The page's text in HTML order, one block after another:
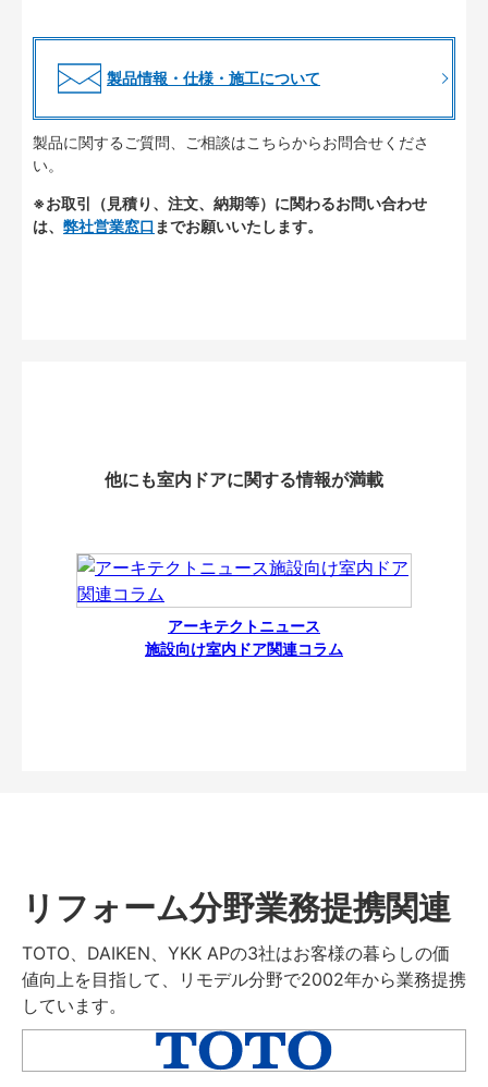
製品情報・仕様・施工について
製品に関するご質問、ご相談はこちらからお問合せくださ
い。
※お取引（見積り、注文、納期等）に関わるお問い合わせ
は、 弊社営業窓口 までお願いいたします。
他にも室内ドアに関する情報が満載
アーキテクトニュース
施設向け室内ドア関連コラム
リフォーム分野業務提携関連
TOTO、DAIKEN、YKK APの3社はお客様の暮らしの価
値向上を目指して、リモデル分野で2002年から業務提携
しています。